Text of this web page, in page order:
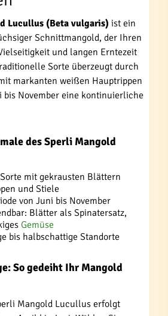
Lucullus (Beta vulgaris) ist ein
Schnittmangold, der Ihren
und langen Erntezeit
Sorte überzeugt durch
markanten weißen Hauptrippen
bis November eine kontinuierliche
des Sperli Mangold
mit gekrausten Blättern
und Stiele
von Juni bis November
Blätter als Spinatersatz,
Gemüse
bis halbschattige Standorte
So gedeiht Ihr Mangold
Mangold Lucullus erfolgt